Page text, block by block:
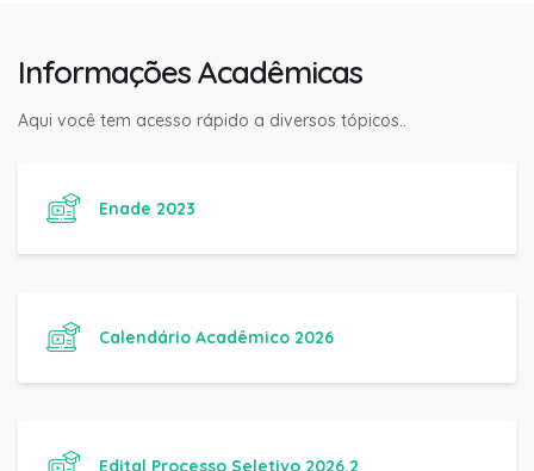
Informações Acadêmicas
Aqui você tem acesso rápido a diversos tópicos..
Enade 2023
Calendário Acadêmico 2026
Edital Processo Seletivo 2026.2